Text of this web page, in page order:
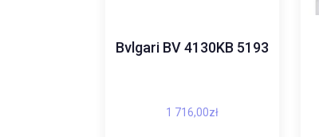
Bvlgari BV 4130KB 5193
1 716,00zł